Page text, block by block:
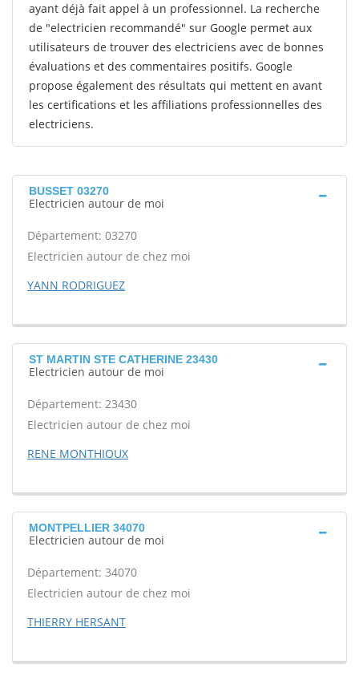
ayant déjà fait appel à un professionnel. La recherche
de "electricien recommandé" sur Google permet aux
utilisateurs de trouver des electriciens avec de bonnes
évaluations et des commentaires positifs. Google
propose également des résultats qui mettent en avant
les certifications et les affiliations professionnelles des
electriciens.
BUSSET 03270
Electricien autour de moi
Département: 03270
Electricien autour de chez moi
YANN RODRIGUEZ
ST MARTIN STE CATHERINE 23430
Electricien autour de moi
Département: 23430
Electricien autour de chez moi
RENE MONTHIOUX
MONTPELLIER 34070
Electricien autour de moi
Département: 34070
Electricien autour de chez moi
THIERRY HERSANT